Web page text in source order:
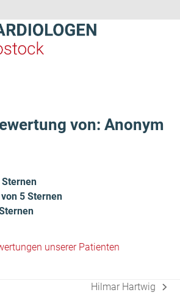
von: Anonym
von 5 Sternen
unserer Patienten
Nächster
Hilmar Hartwig